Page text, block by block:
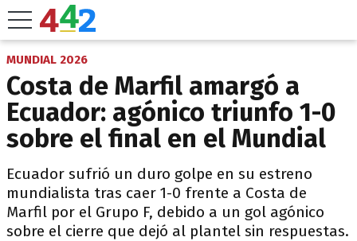
MUNDIAL 2026
Costa de Marfil amargó a
Ecuador: agónico triunfo 1-0
sobre el final en el Mundial
Ecuador sufrió un duro golpe en su estreno
mundialista tras caer 1-0 frente a Costa de
Marfil por el Grupo F, debido a un gol agónico
sobre el cierre que dejó al plantel sin respuestas.